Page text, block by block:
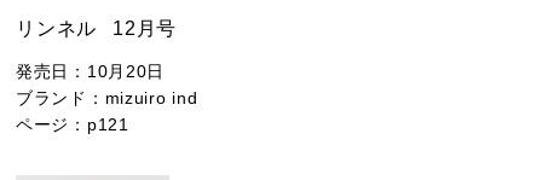
リンネル 12月号
発売日： 10月20日
ブランド： mizuiro ind
ページ： p121